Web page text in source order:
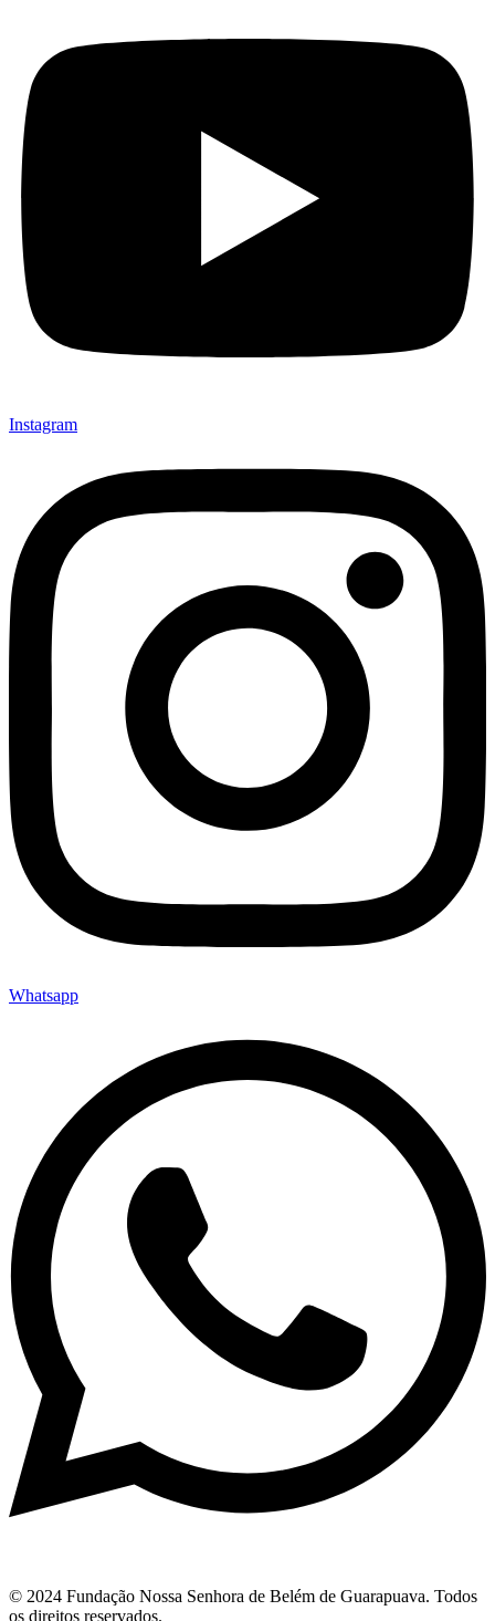
Instagram
Whatsapp
© 2024 Fundação Nossa Senhora de Belém de Guarapuava. Todos
os direitos reservados.